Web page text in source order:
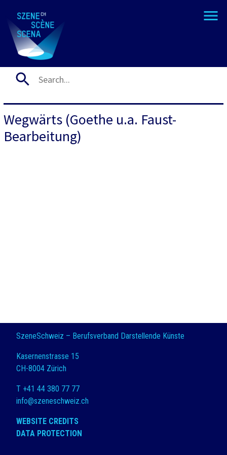
Wegwärts (Goethe u.a. Faust-
Bearbeitung)
SzeneSchweiz – Berufsverband Darstellende Künste
Kasernenstrasse 15
CH-8004 Zürich
T +41 44 380 77 77
info@szeneschweiz.ch
WEBSITE CREDITS
DATA PROTECTION